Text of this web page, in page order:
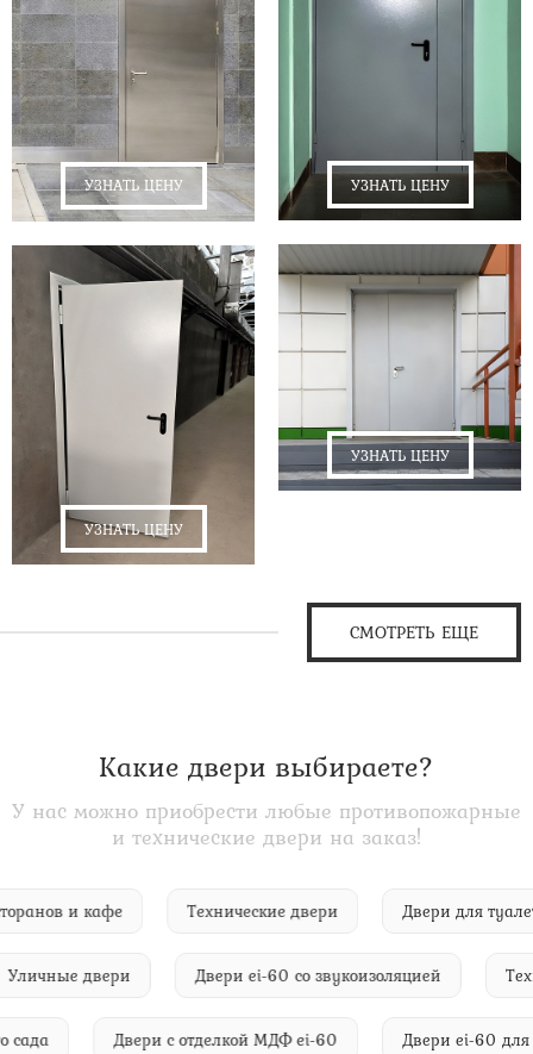
УЗНАТЬ ЦЕНУ
УЗНАТЬ ЦЕНУ
УЗНАТЬ ЦЕНУ
УЗНАТЬ ЦЕНУ
СМОТРЕТЬ ЕЩЕ
Какие двери выбираете?
У нас можно приобрести любые противопожарные
и технические двери на заказ!
и кафе Технические двери Двери для
двери Двери ei-60 со звукоизоляцией
сада Двери с отделкой МДФ ei-60 Двери ei-60